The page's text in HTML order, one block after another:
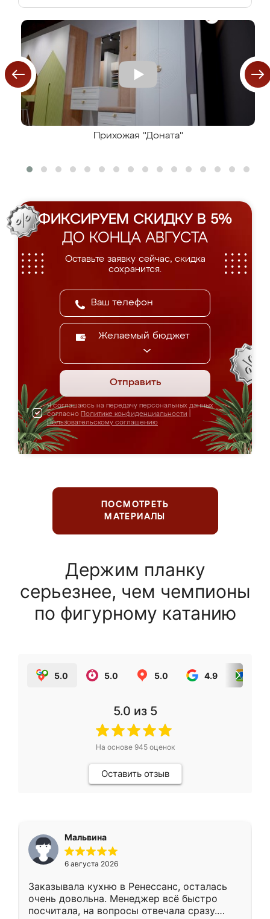
Прихожая "Доната"
ФИКСИРУЕМ СКИДКУ В 5%
ДО КОНЦА АВГУСТА
Оставьте заявку сейчас, скидка
сохранится.
Желаемый бюджет
Отправить
Я соглашаюсь на передачу персональных данных
согласно Политике конфиденциальности
Пользовательскому соглашению
ПОСМОТРЕТЬ
МАТЕРИАЛЫ
Держим планку
серьезнее, чем чемпионы
по фигурному катанию
5.0 5.0 5.0 4.9
5.0 из 5
На основе 945оценок
Оставить отзыв
Мальвина
6 августа 2026
Заказывала кухню в Ренессанс, осталась
очень довольна. Менеджер всё быстро
посчитала, на вопросы отвечала сразу.